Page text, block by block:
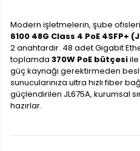
Modern işletmelerin, şube
6100 48G Class 4 PoE 4SFP+
2 anahtardır. 48 adet Gigabit
toplamda 370W PoE bütçesiile
güç kaynağı gerektirmeden
sunucularınıza ultra hızlı fiber
güçlendirilen JL675A, kurumsal
hazırlar.